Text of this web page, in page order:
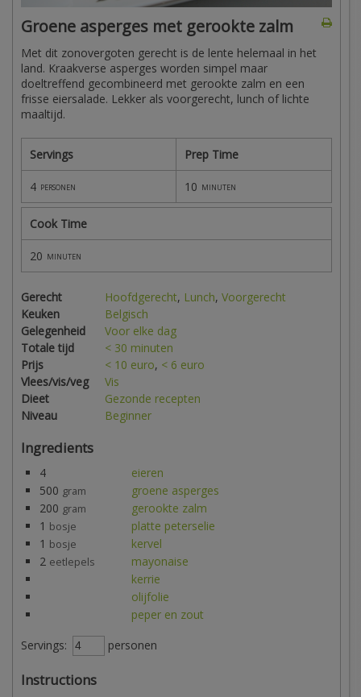
Groene asperges met gerookte zalm
Met dit zonovergoten gerecht is de lente helemaal in het
land. Kraakverse asperges worden simpel maar
doeltreffend gecombineerd met gerookte zalm en een
frisse eiersalade. Lekker als voorgerecht, lunch of lichte
maaltijd.
Servings Prep Time
4 personen 10 minuten
Cook Time
20 minuten
Gerecht Hoofdgerecht, Lunch, Voorgerecht
Keuken
Belgisch
Gelegenheid
Voor elke dag
Totale tijd
< 30 minuten
Prijs
< 10 euro, < 6 euro
Vlees/vis/veg
Vis
Dieet
Gezonde recepten
Niveau
Beginner
Ingredients
4
eieren
500 gram
groene asperges
200 gram
gerookte zalm
1 bosje
platte peterselie
1 bosje
kervel
2 eetlepels
mayonaise
kerrie
olijfolie
peper en zout
Servings:
personen
Instructions